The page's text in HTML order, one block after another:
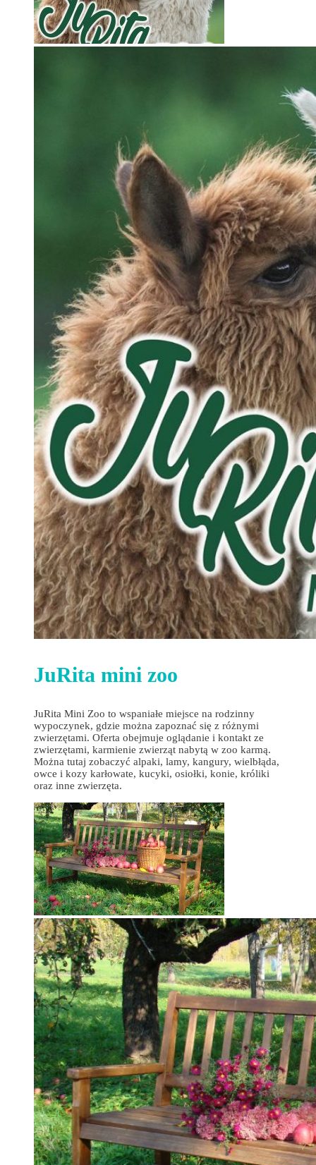
JuRita mini zoo
JuRita Mini Zoo to wspaniałe miejsce na rodzinny
wypoczynek, gdzie można zapoznać się z różnymi
zwierzętami. Oferta obejmuje oglądanie i kontakt ze
zwierzętami, karmienie zwierząt nabytą w zoo karmą.
Można tutaj zobaczyć alpaki, lamy, kangury, wielbłąda,
owce i kozy karłowate, kucyki, osiołki, konie, króliki
oraz inne zwierzęta.